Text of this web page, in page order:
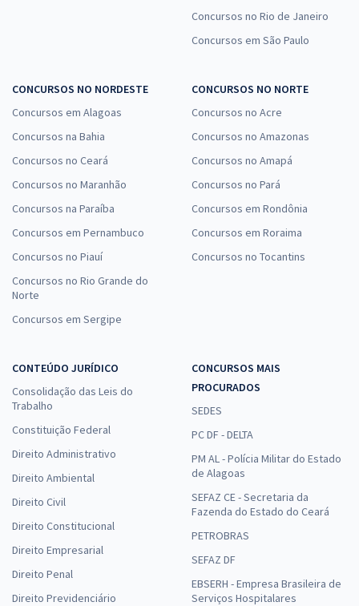
Concursos no Rio de Janeiro
Concursos em São Paulo
CONCURSOS NO NORDESTE
Concursos em Alagoas
Concursos na Bahia
Concursos no Ceará
Concursos no Maranhão
Concursos na Paraíba
Concursos em Pernambuco
Concursos no Piauí
Concursos no Rio Grande do
Norte
Concursos em Sergipe
CONCURSOS NO NORTE
Concursos no Acre
Concursos no Amazonas
Concursos no Amapá
Concursos no Pará
Concursos em Rondônia
Concursos em Roraima
Concursos no Tocantins
CONTEÚDO JURÍDICO
Consolidação das Leis do
Trabalho
Constituição Federal
Direito Administrativo
Direito Ambiental
Direito Civil
Direito Constitucional
Direito Empresarial
Direito Penal
Direito Previdenciário
CONCURSOS MAIS
PROCURADOS
SEDES
PC DF - DELTA
PM AL - Polícia Militar do Estado
de Alagoas
SEFAZ CE - Secretaria da
Fazenda do Estado do Ceará
PETROBRAS
SEFAZ DF
EBSERH - Empresa Brasileira de
Serviços Hospitalares